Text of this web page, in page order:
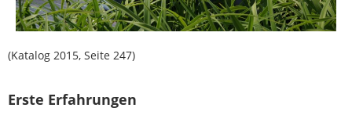
(Katalog 2015, Seite 247)
Erste Erfahrungen